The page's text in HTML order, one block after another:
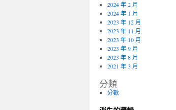
2024 年 2 月
2024 年 1 月
2023 年 12 月
2023 年 11 月
2023 年 10 月
2023 年 9 月
2023 年 8 月
2021 年 3 月
分類
分數